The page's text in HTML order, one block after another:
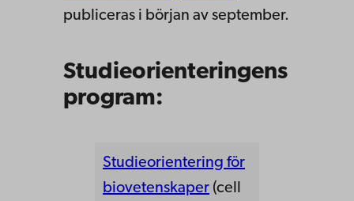
publiceras i början av september.
Studieorienteringens
program:
Studieorientering för
biovetenskaper (cell